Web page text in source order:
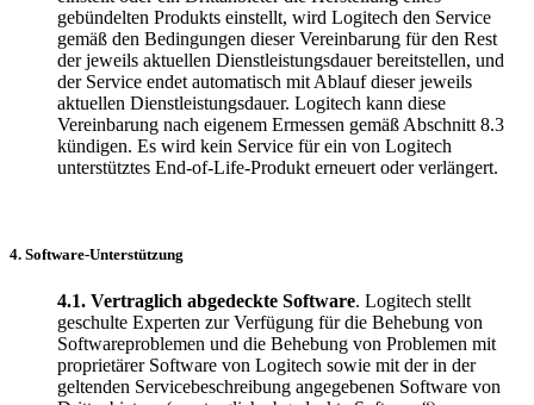
gebündelten Produkts einstellt, wird Logitech den Service
gemäß den Bedingungen dieser Vereinbarung für den Rest
der jeweils aktuellen Dienstleistungsdauer bereitstellen, und
der Service endet automatisch mit Ablauf dieser jeweils
aktuellen Dienstleistungsdauer. Logitech kann diese
Vereinbarung nach eigenem Ermessen gemäß Abschnitt 8.3
kündigen. Es wird kein Service für ein von Logitech
unterstütztes End-of-Life-Produkt erneuert oder verlängert.
4. Software-Unterstützung
4.1. Vertraglich abgedeckte Software. Logitech stellt
geschulte Experten zur Verfügung für die Behebung von
Softwareproblemen und die Behebung von Problemen mit
proprietärer Software von Logitech sowie mit der in der
geltenden Servicebeschreibung angegebenen Software von